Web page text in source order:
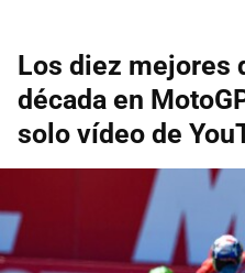
Los diez mejores
década en
solo vídeo de